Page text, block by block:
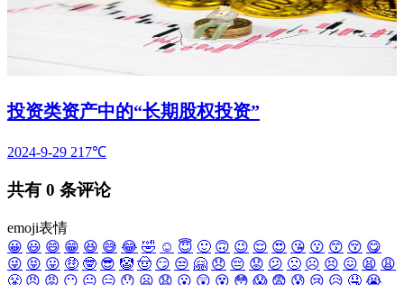
投资类资产中的“长期股权投资”
2024-9-29 217℃
共有 0 条评论
emoji表情
😀 😃 😄 😁 😆 😅 😂 🤣 ☺️ 😇 🙂 🙃 😉 😌 😍 😘 😗 😙 😚 😋
😜 😝 😛 🤑 🤓 😎 🤡 🤠 😏 😒 🤗 😞 😔 😟 😕 🙁 ☹️ 😣 😖 😫 😩
😤 😠 😡 😶 😐 😑 😯 😦 😧 😮 😲 😵 😳 😱 😨 😰 😢 😥 🤤 😭